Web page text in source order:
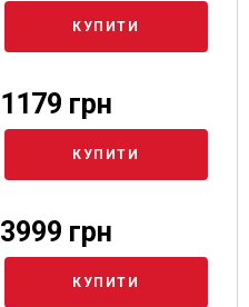
КУПИТИ
1179 грн
КУПИТИ
3999 грн
КУПИТИ